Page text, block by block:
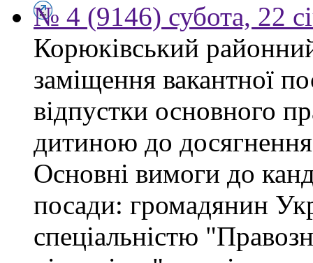
№ 4 (9146) субота, 22
Корюківський
заміщення вакантної
відпустки основного
дитиною до
Основні вимоги до
посади: громадянин
спеціальністю